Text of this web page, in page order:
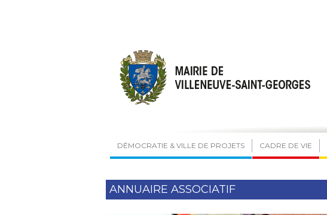
DÉMOCRATIE & VILLE DE PROJETS CADRE DE VIE
ANNUAIRE ASSOCIATIF